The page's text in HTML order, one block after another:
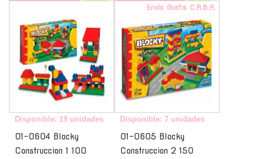
Disponible: 19 unidades
01-0604 Blocky
Construccion 1 100
Envío Gratis C.A.B.A.
Disponible: 7 unidades
01-0605 Blocky
Construccion 2 150